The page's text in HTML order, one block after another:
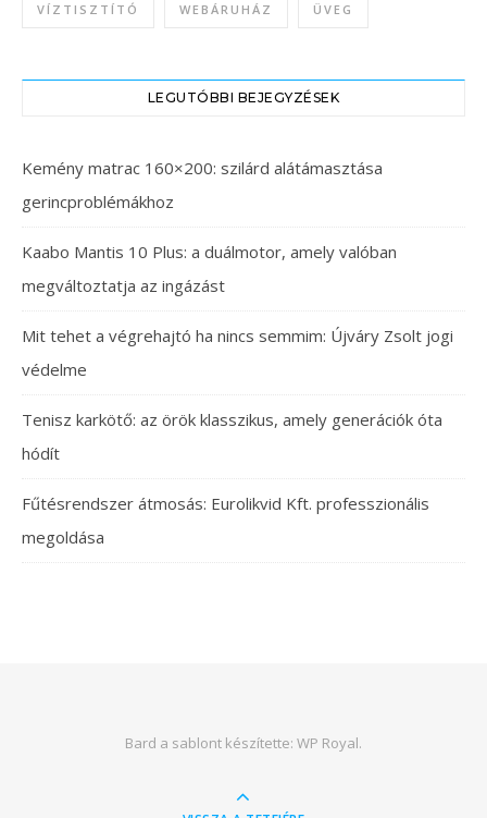
VÍZTISZTÍTÓ WEBÁRUHÁZ ÜVEG
LEGUTÓBBI BEJEGYZÉSEK
Kemény matrac 160×200: szilárd alátámasztása
gerincproblémákhoz
Kaabo Mantis 10 Plus: a duálmotor, amely valóban
megváltoztatja az ingázást
Mit tehet a végrehajtó ha nincs semmim: Újváry Zsolt jogi
védelme
Tenisz karkötő: az örök klasszikus, amely generációk óta
hódít
Fűtésrendszer átmosás: Eurolikvid Kft. professzionális
megoldása
Bard a sablont készítette: WP Royal.